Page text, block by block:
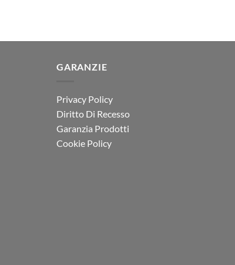
GARANZIE
Privacy Policy
Diritto Di Recesso
Garanzia Prodotti
Cookie Policy